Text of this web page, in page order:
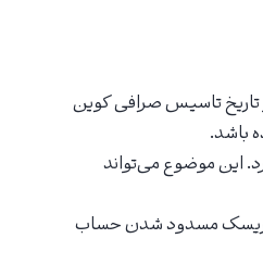
تاریخ تاسیس صرافی کوین
باشد.
این موضوع می‌تواند
ریسک مسدود شدن حساب